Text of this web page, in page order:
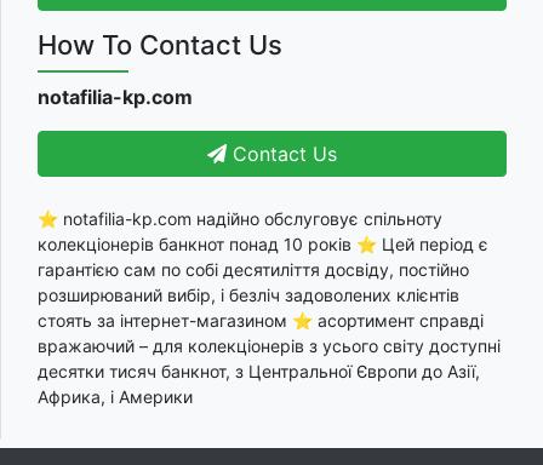
How To Contact Us
notafilia-kp.com
Contact Us
⭐ notafilia-kp.com надійно обслуговує спільноту
колекціонерів банкнот понад 10 років ⭐ Цей період є
гарантією сам по собі десятиліття досвіду, постійно
розширюваний вибір, і безліч задоволених клієнтів
стоять за інтернет-магазином ⭐ асортимент справді
вражаючий – для колекціонерів з усього світу доступні
десятки тисяч банкнот, з Центральної Європи до Азії,
Африка, і Америки